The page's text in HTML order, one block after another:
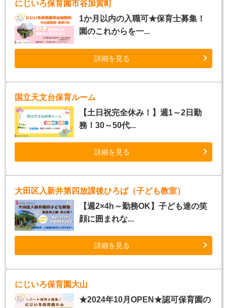
にじいろ保育園市谷加賀町
1か月以内の入職可★保育士募集！
園のこれからを一...
詳細を見る
国立天文台保育ルーム
【土日祝完全休み！】週1～2日勤
務！30～50代...
詳細を見る
大田区入新井第四放課後ひろば（子ども教室）
【週2×4h～勤務OK】子ども達の笑
顔に囲まれな...
詳細を見る
にじいろ保育園大山
★2024年10月OPEN★認可保育園の